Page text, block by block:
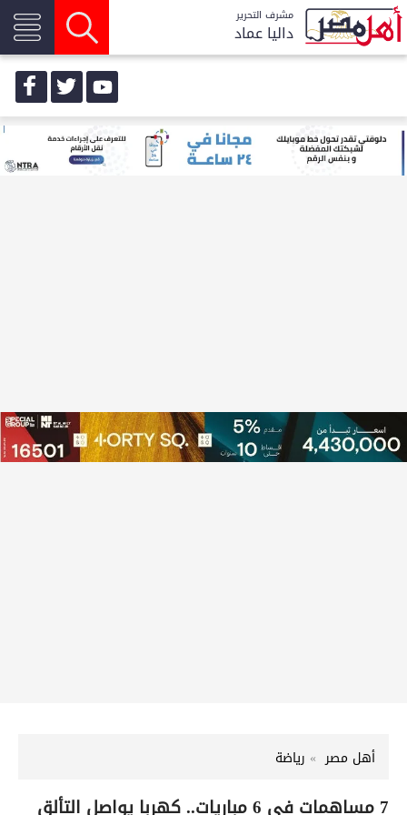
مشرف التحرير
داليا عماد
أهل مصر رياضة
7 مساهمات في 6 مباريات.. كهربا يواصل التألق